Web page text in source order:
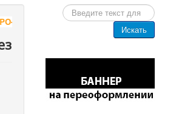
- СЛЭБЫ И РАСПИЛ, РИТУАЛЬНАЯ
Искать...
Искать